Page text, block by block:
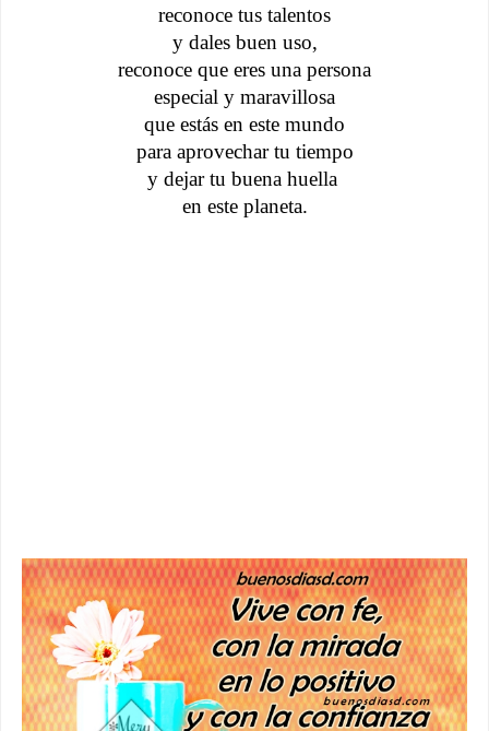
reconoce tus talentos
y dales buen uso,
reconoce que eres una persona
especial y maravillosa
que estás en este mundo
para aprovechar tu tiempo
y dejar tu buena huella
en este planeta.